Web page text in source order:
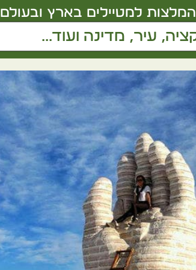
המלצות למטיילים בארץ ובעולם